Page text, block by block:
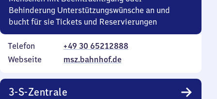
Behinderung Unterstützungswünsche an und
bucht für sie Tickets und Reservierungen
Telefon
+49 30 65212888
Webseite
msz.bahnhof.de
3-S-Zentrale